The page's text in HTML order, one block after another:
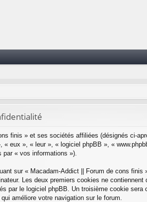
finis » et ses sociétés affiliées (désignés ci-
eux », « leur », « logiciel phpBB », «
par « vos informations »).
sur « Macadam-Addict || Forum de cons
Les deux premiers cookies ne
par le logiciel phpBB. Un troisième cookie
améliore votre navigation sur le forum.